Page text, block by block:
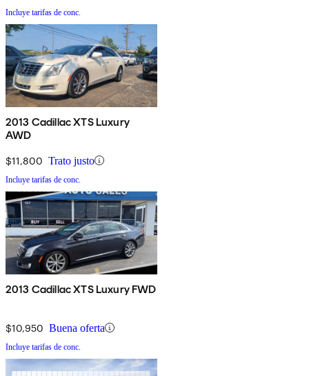
Incluye tarifas de conc.
2013 Cadillac XTS Luxury
AWD
$11,800 Trato justo
Incluye tarifas de conc.
2013 Cadillac XTS Luxury FWD
$10,950 Buena oferta
Incluye tarifas de conc.